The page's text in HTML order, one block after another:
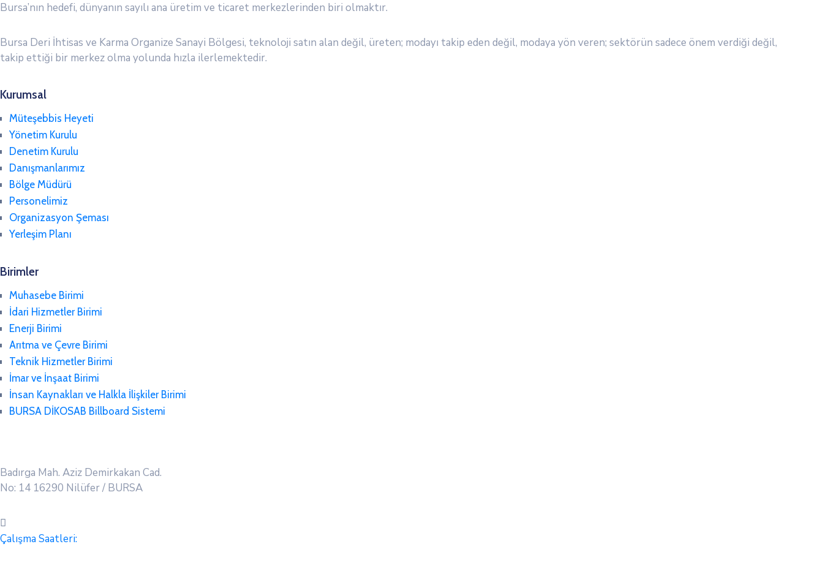
Bursa’nın hedefi, dünyanın sayılı ana üretim ve ticaret merkezlerinden biri olmaktır.
Bursa Deri İhtisas ve Karma Organize Sanayi Bölgesi, teknoloji satın alan değil, üreten; modayı takip eden değil, modaya yön veren; sektörün sadece önem verdiği değil,
takip ettiği bir merkez olma yolunda hızla ilerlemektedir.
Kurumsal
Müteşebbis Heyeti
Yönetim Kurulu
Denetim Kurulu
Danışmanlarımız
Bölge Müdürü
Personelimiz
Organizasyon Şeması
Yerleşim Planı
Birimler
Muhasebe Birimi
İdari Hizmetler Birimi
Enerji Birimi
Arıtma ve Çevre Birimi
Teknik Hizmetler Birimi
İmar ve İnşaat Birimi
İnsan Kaynakları ve Halkla İlişkiler Birimi
BURSA DİKOSAB Billboard Sistemi
Badırga Mah. Aziz Demirkakan Cad.
No: 14 16290 Nilüfer / BURSA
Çalışma Saatleri: